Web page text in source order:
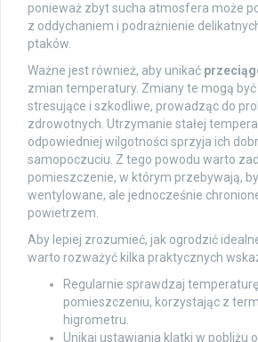
ponieważ zbyt sucha atmosfera może
z oddychaniem i podrażnienie
ptaków.
Ważne jest również, aby unikać
zmian temperatury. Zmiany te mogą być
stresujące i szkodliwe, prowadząc do
zdrowotnych. Utrzymanie stałej
odpowiedniej wilgotności sprzyja ich
samopoczuciu. Z tego powodu warto
pomieszczenie, w którym przebywają,
wentylowane, ale jednocześnie
powietrzem.
Aby lepiej zrozumieć, jak ogrodzić
warto rozważyć kilka praktycznych
Regularnie sprawdzaj
pomieszczeniu, korzystając z
higrometru.
Unikaj ustawiania klatki w pobliżu